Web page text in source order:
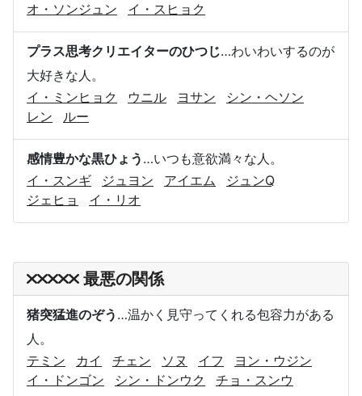
オ・ソンジュン
イ・スヒョク
プラス思考クリエイターのひつじ…わいわいするのが
大好きな人。
イ・ミンヒョク
ウニル ヨサン
シン・ヘソン
レン
ルー
感情豊かな黒ひょう …いつも意欲満々な人。
イ・スンギ
ジュヨン アイエム
ジュンQ
ジェヒョ
イ・リオ
最悪の関係
猪突猛進のぞう …温かく見守ってくれる包容力がある
人。
テミン
カイ チェン ソヌ イフ
ヨン・ウジン
イ・ドンゴン
シン・ドンウク チョ・スンウ